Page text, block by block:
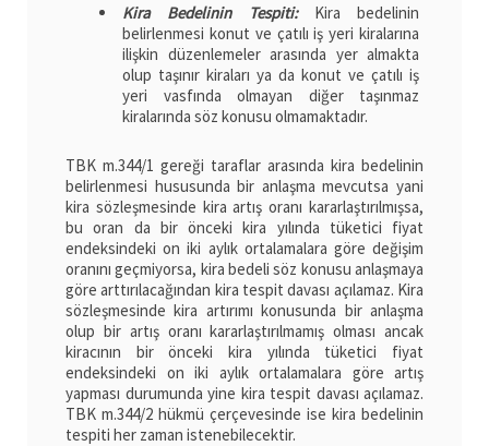
Kira Bedelinin Tespiti:Kira bedelinin
belirlenmesi konut ve çatılı iş yeri kiralarına
ilişkin düzenlemeler arasında yer almakta
olup taşınır kiraları ya da konut ve çatılı iş
yeri vasfında olmayan diğer taşınmaz
kiralarında söz konusu olmamaktadır.
TBK m.344/1 gereği taraflar arasında kira bedelinin
belirlenmesi hususunda bir anlaşma mevcutsa yani
kira sözleşmesinde kira artış oranı kararlaştırılmışsa,
bu oran da bir önceki kira yılında tüketici fiyat
endeksindeki on iki aylık ortalamalara göre değişim
oranını geçmiyorsa, kira bedeli söz konusu anlaşmaya
göre arttırılacağından kira tespit davası açılamaz. Kira
sözleşmesinde kira artırımı konusunda bir anlaşma
olup bir artış oranı kararlaştırılmamış olması ancak
kiracının bir önceki kira yılında tüketici fiyat
endeksindeki on iki aylık ortalamalara göre artış
yapması durumunda yine kira tespit davası açılamaz.
TBK m.344/2 hükmü çerçevesinde ise kira bedelinin
tespiti her zaman istenebilecektir.